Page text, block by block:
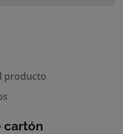
producto
cartón